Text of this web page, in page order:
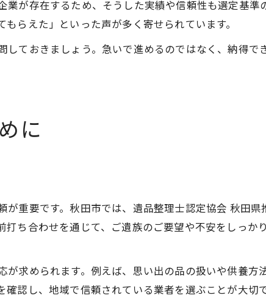
が存在するため、そうした実績や信頼性も選定基準
らえた」といった声が多く寄せられています。
ておきましょう。急いで進めるのではなく、納得で
に
重要です。秋田市では、遺品整理士認定協会 秋田
ち合わせを通じて、ご遺族のご要望や不安をしっか
求められます。例えば、思い出の品の扱いや供養方
認し、地域で信頼されている業者を選ぶことが大切で